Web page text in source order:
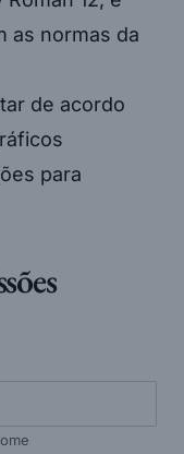
as normas da
de acordo
para